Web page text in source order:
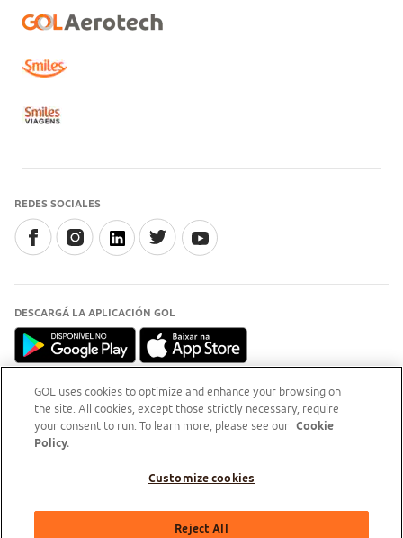
REDES SOCIALES
DESCARGÁ LA APLICACIÓN GOL
INFORMACIÓN
Para aclaraciones, accedé al
GOL Linhas Aéreas S.A - Praça Senador Salgado Filho, s/nº, Aeroporto Santos Dumont, térreo,
GOL uses cookies to optimize and enhance your browsing on
the site. All cookies, except those strictly necessary, require
your consent to run. To learn more, please see our
Cookie
Policy.
Customize cookies
Reject All